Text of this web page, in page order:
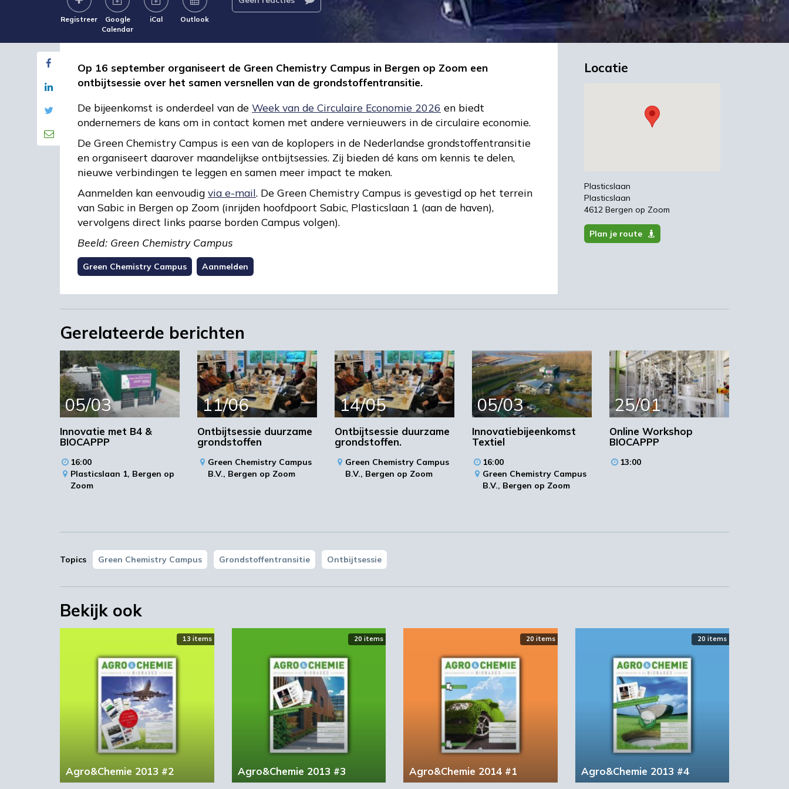
Registreer
Google
Calendar
iCal Outlook
Op 16 september organiseert de Green Chemistry Campus in Bergen op Zoom een
ontbijtsessie over het samen versnellen van de grondstoffentransitie.
De bijeenkomst is onderdeel van de Week van de Circulaire Economie 2026 en biedt
ondernemers de kans om in contact komen met andere vernieuwers in de circulaire economie.
De Green Chemistry Campus is een van de koplopers in de Nederlandse grondstoffentransitie
en organiseert daarover maandelijkse ontbijtsessies. Zij bieden dé kans om kennis te delen,
nieuwe verbindingen te leggen en samen meer impact te maken.
Aanmelden kan eenvoudig via e-mail. De Green Chemistry Campus is gevestigd op het terrein
van Sabic in Bergen op Zoom (inrijden hoofdpoort Sabic, Plasticslaan 1 (aan de haven),
vervolgens direct links paarse borden Campus volgen).
Beeld: Green Chemistry Campus
Green Chemistry Campus Aanmelden
Locatie
Plasticslaan
Plasticslaan
4612 Bergen op Zoom
Plan je route
Gerelateerde berichten
05/03
Innovatie met B4 &
BIOCAPPP
16:00
Plasticslaan 1, Bergen op
Zoom
11/06
Ontbijtsessie duurzame
grondstoffen
Green Chemistry Campus
B.V., Bergen op Zoom
14/05
Ontbijtsessie duurzame
grondstoffen.
Green Chemistry Campus
B.V., Bergen op Zoom
05/03
Innovatiebijeenkomst
Textiel
16:00
Green Chemistry Campus
B.V., Bergen op Zoom
25/01
Online Workshop
BIOCAPPP
13:00
Topics Green Chemistry Campus Grondstoffentransitie Ontbijtsessie
Bekijk ook
13 items
Agro&Chemie 2013 #2
20 items
Agro&Chemie 2013 #3
20 items
Agro&Chemie 2014 #1
20 items
Agro&Chemie 2013 #4